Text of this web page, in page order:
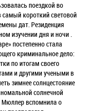
поездкой во
самый короткий световой
дат. Резиденция
изучении дня и ночи .
постепенно стала
криминальное дело:
по итогам своего
и другими учеными в
зимнее солнцестояние
солнечной
Мюллер вспомнила о